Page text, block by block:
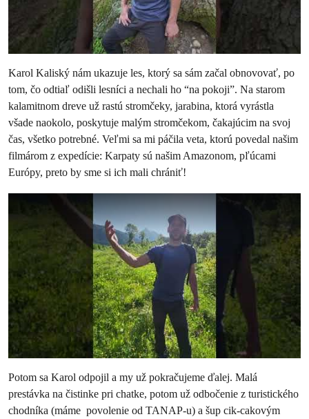
Karol Kaliský nám ukazuje les, ktorý sa sám začal obnovovať, po
tom, čo odtiaľ odišli lesníci a nechali ho “na pokoji”. Na starom
kalamitnom dreve už rastú stromčeky, jarabina, ktorá vyrástla
všade naokolo, poskytuje malým stromčekom, čakajúcim na svoj
čas, všetko potrebné. Veľmi sa mi páčila veta, ktorú povedal našim
filmárom z expedície: Karpaty sú našim Amazonom, pľúcami
Európy, preto by sme si ich mali chrániť!
Potom sa Karol odpojil a my už pokračujeme ďalej. Malá
prestávka na čistinke pri chatke, potom už odbočenie z turistického
chodníka (máme povolenie od TANAP-u) a šup cik-cakovým